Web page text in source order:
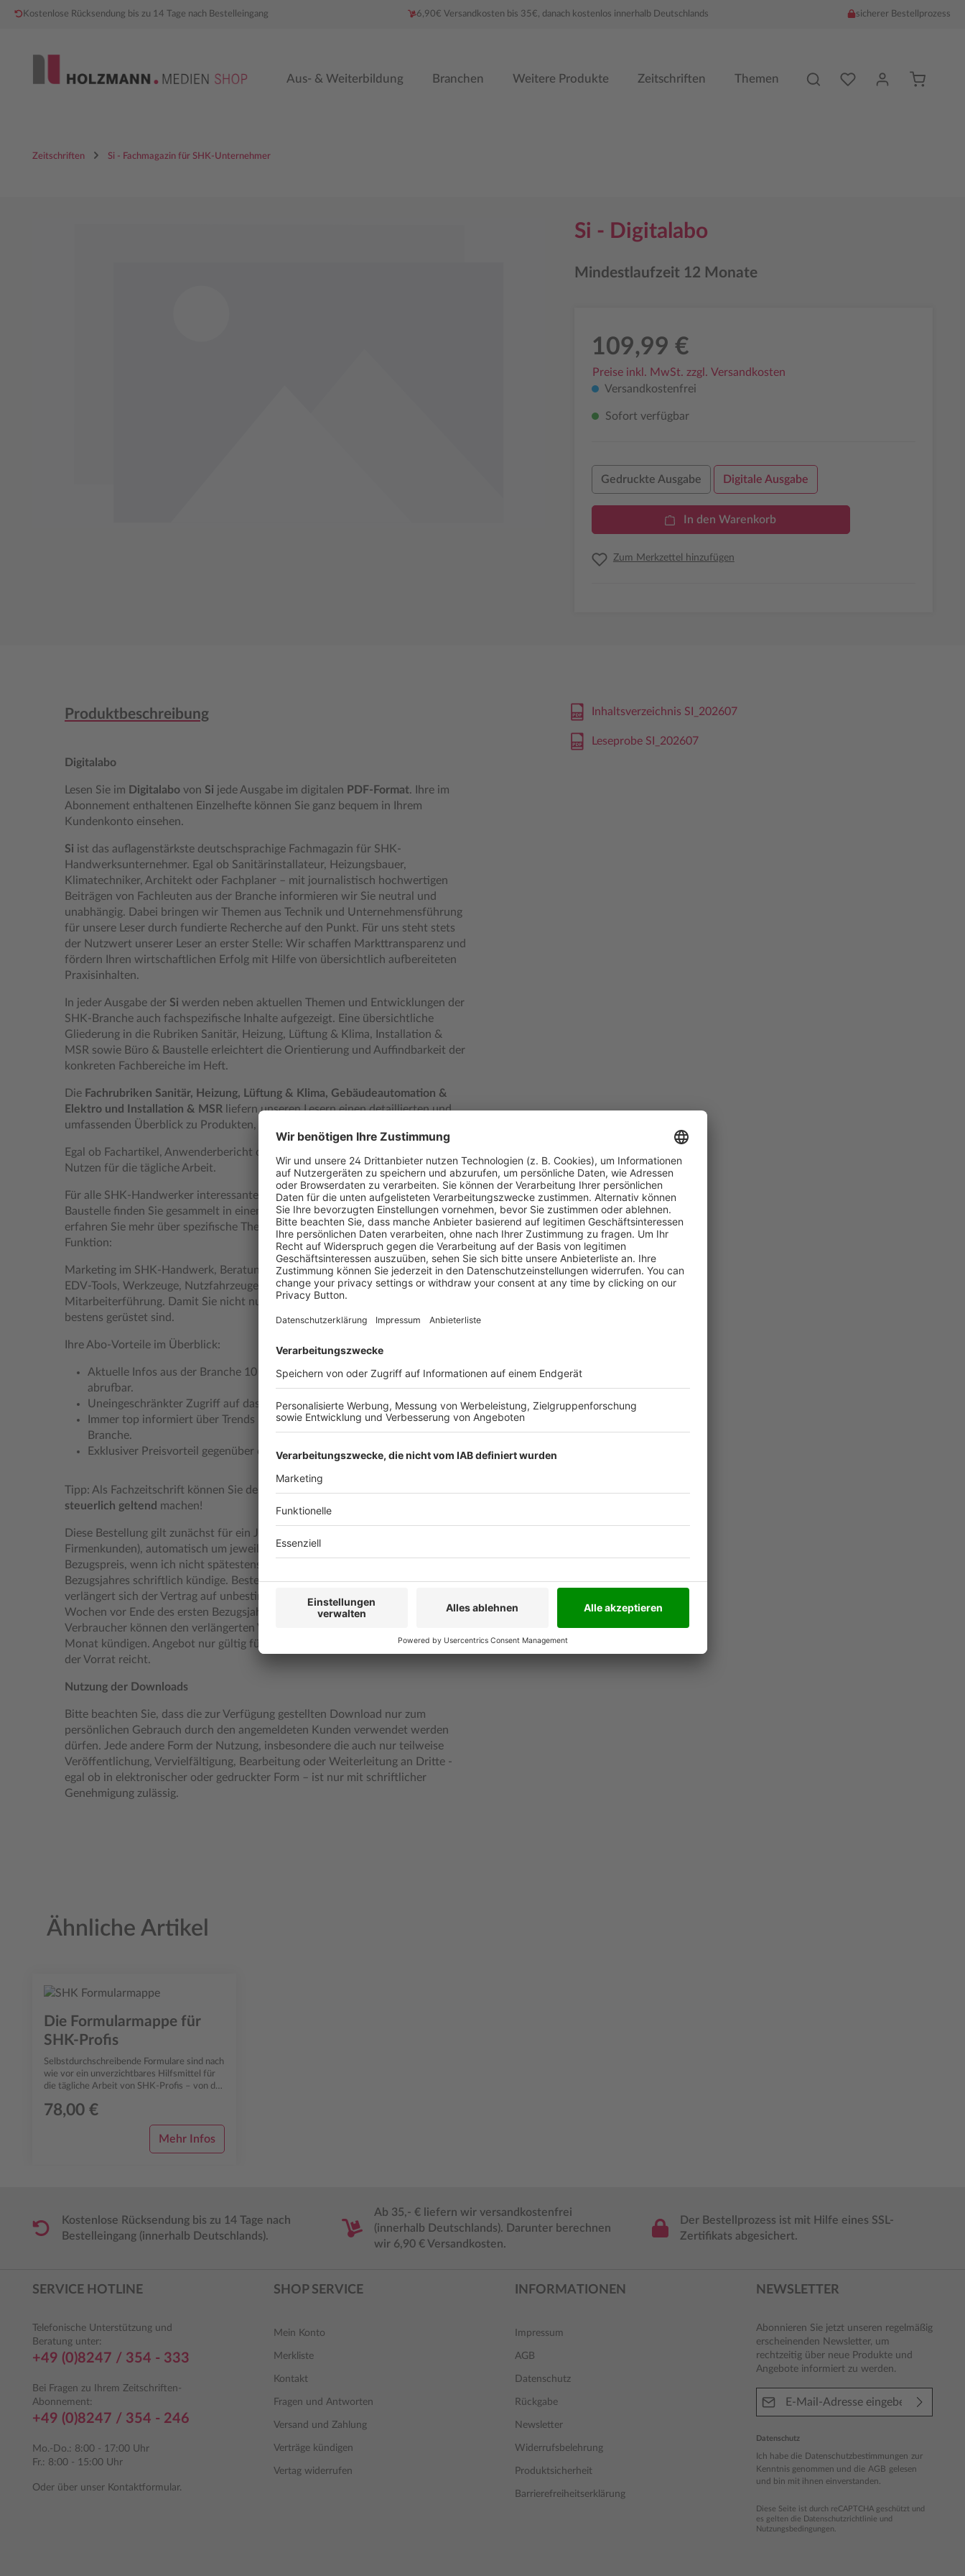
Kostenlose Rücksendung bis zu 14 Tage nach Bestelleingang 6,90€ Versandkosten bis 35€, danach kostenlos innerhalb Deutschlands sicherer Bestellprozess
Aus- & Weiterbildung Branchen Weitere Produkte Zeitschriften Themen Du hast %counter%
Zeitschriften Si - Fachmagazin für SHK-Unternehmer
Si - Digitalabo
Mindestlaufzeit 12 Monate
109,99 €
Preise inkl. MwSt. zzgl. Versandkosten
Versandkostenfrei
Sofort verfügbar
Gedruckte Ausgabe Digitale Ausgabe
In den Warenkorb
Zum Merkzettel hinzufügen
Produktbeschreibung
Digitalabo
Lesen Sie im Digitalabo von Si jede Ausgabe im digitalen PDF-Format. Ihre im
Abonnement enthaltenen Einzelhefte können Sie ganz bequem in Ihrem
Kundenkonto einsehen.
Si ist das auflagenstärkste deutschsprachige Fachmagazin für SHK-
Handwerksunternehmer. Egal ob Sanitärinstallateur, Heizungsbauer,
Klimatechniker, Architekt oder Fachplaner – mit journalistisch hochwertigen
Beiträgen von Fachleuten aus der Branche informieren wir Sie neutral und
unabhängig. Dabei bringen wir Themen aus Technik und Unternehmensführung
für unsere Leser durch fundierte Recherche auf den Punkt. Für uns steht stets
der Nutzwert unserer Leser an erster Stelle: Wir schaffen Markttransparenz und
fördern Ihren wirtschaftlichen Erfolg mit Hilfe von übersichtlich aufbereiteten
Praxisinhalten.
In jeder Ausgabe der Si werden neben aktuellen Themen und Entwicklungen der
SHK-Branche auch fachspezifische Inhalte aufgezeigt. Eine übersichtliche
Gliederung in die Rubriken Sanitär, Heizung, Lüftung & Klima, Installation &
MSR sowie Büro & Baustelle erleichtert die Orientierung und Auffindbarkeit der
konkreten Fachbereiche im Heft.
Die Fachrubriken Sanitär, Heizung, Lüftung & Klima, Gebäudeautomation &
Elektro und Installation & MSR liefern unseren Lesern einen detaillierten und
umfassenden Überblick zu Produkten, Neuheiten, Systemen und Normen.
Egal ob Fachartikel, Anwenderbericht oder Interview: Im Mittelpunkt steht Ihr
Nutzen für die tägliche Arbeit.
Für alle SHK-Handwerker interessante Fachinformationen rund um Büro &
Baustelle finden Sie gesammelt in einem eigenen Themenbereich im Heft. Darin
erfahren Sie mehr über spezifische Themen für Handwerker in leitender
Funktion:
Marketing im SHK-Handwerk, Beratung und Verkauf, Softwarelösungen und
EDV-Tools, Werkzeuge, Nutzfahrzeuge, Betriebsorganisation sowie
Mitarbeiterführung. Damit Sie nicht nur bei Ihrer handwerklichen Tätigkeit
bestens gerüstet sind.
Ihre Abo-Vorteile im Überblick:
Aktuelle Infos aus der Branche 10 x im Jahr einfach im Kundenkonto
abrufbar.
Uneingeschränkter Zugriff auf das Online-Heftarchiv.
Immer top informiert über Trends und Marktentwicklungen der SHK-
Branche.
Exklusiver Preisvorteil gegenüber dem Einzelkauf.
Tipp: Als Fachzeitschrift können Sie den kompletten Bezugspreis von
steuerlich geltend machen!
Diese Bestellung gilt zunächst für ein Jahr; sie verlängert sich (bei
Firmenkunden), automatisch um jeweils ein weiteres Jahr zum dann gültigen
Bezugspreis, wenn ich nicht spätestens vier Wochen vor Ende des laufenden
Bezugsjahres schriftlich kündige. Bestelle ich als Privatperson / Verbraucher,
verlängert sich der Vertrag auf unbestimmte Zeit, wenn ich nicht spätestens vier
Wochen vor Ende des ersten Bezugsjahres schriftlich kündige. Privatpersonen /
Verbraucher können den verlängerten Vertrag jederzeit mit einer Frist von einem
Monat kündigen. Angebot nur gültig für Neukunden in der EU und nur solange
der Vorrat reicht.
Nutzung der Downloads
Bitte beachten Sie, dass die zur Verfügung gestellten Download nur zum
persönlichen Gebrauch durch den angemeldeten Kunden verwendet werden
dürfen. Jede andere Form der Nutzung, insbesondere die auch nur teilweise
Veröffentlichung, Vervielfältigung, Bearbeitung oder Weiterleitung an Dritte -
egal ob in elektronischer oder gedruckter Form – ist nur mit schriftlicher
Genehmigung zulässig.
Inhaltsverzeichnis SI_202607
Leseprobe SI_202607
Ähnliche Artikel
Die Formularmappe für
SHK-Profis
Selbstdurchschreibende Formulare sind nach
wie vor ein unverzichtbares Hilfsmittel für
die tägliche Arbeit von SHK-Profis – von der
78,00 €
Mehr Infos
Kostenlose Rücksendung bis zu 14 Tage nach
Bestelleingang (innerhalb Deutschlands).
Ab 35,- € liefern wir versandkostenfrei
(innerhalb Deutschlands). Darunter berechnen
wir 6,90 € Versandkosten.
Der Bestellprozess ist mit Hilfe eines SSL-
Zertifikats abgesichert.
SERVICE HOTLINE
Telefonische Unterstützung und
Beratung unter:
+49 (0)8247 / 354 - 333
Bei Fragen zu Ihrem Zeitschriften-
Abonnement:
+49 (0)8247 / 354 - 246
Mo.-Do.: 8:00 - 17:00 Uhr
Fr.: 8:00 - 15:00 Uhr
Oder über unser Kontaktformular.
SHOP SERVICE
Mein Konto
Merkliste
Kontakt
Fragen und Antworten
Versand und Zahlung
Verträge kündigen
Vertag widerrufen
INFORMATIONEN
Impressum
AGB
Datenschutz
Rückgabe
Newsletter
Widerrufsbelehrung
Produktsicherheit
Barrierefreiheitserklärung
NEWSLETTER
Abonnieren Sie jetzt unseren regelmäßig
erscheinenden Newsletter, um
rechtzeitig über neue Produkte und
Angebote informiert zu werden.
Datenschutz
Ich habe die Datenschutzbestimmungen zur
Kenntnis genommen und die AGB gelesen
und bin mit ihnen einverstanden.
Diese Seite ist durch reCAPTCHA geschützt und
es gelten die Datenschutzrichtlinie und
Nutzungsbedingungen